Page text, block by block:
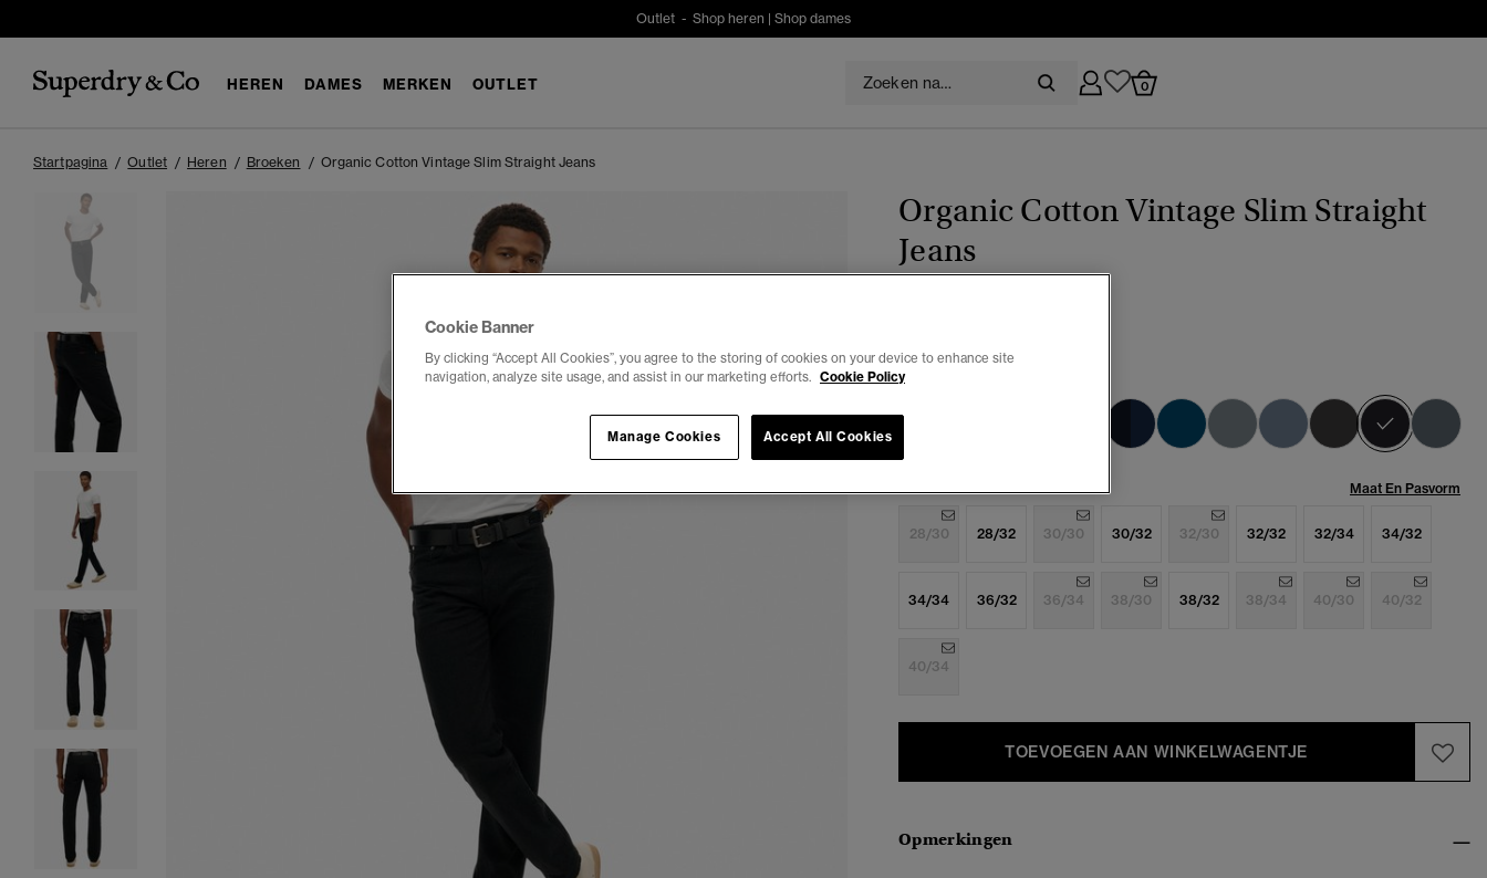
Outlet - Shop heren | Shop dames
HEREN DAMES MERKEN OUTLET 0
Startpagina Outlet Heren Broeken Organic Cotton Vintage Slim Straight Jeans
Organic Cotton Vintage Slim Straight
Jeans
Kleur:
Maat En Pasvorm
28/30 28/32 30/30 30/32 32/30 32/32 32/34 34/32
34/34 36/32 36/34 38/30 38/32 38/34 40/30 40/32
40/34
TOEVOEGEN AAN WINKELWAGENTJE
Opmerkingen
Cookie Banner
By clicking “Accept All Cookies”, you agree to the storing of cookies on your device to enhance site
navigation, analyze site usage, and assist in our marketing efforts. Cookie Policy
Accept All Cookies
Manage Cookies